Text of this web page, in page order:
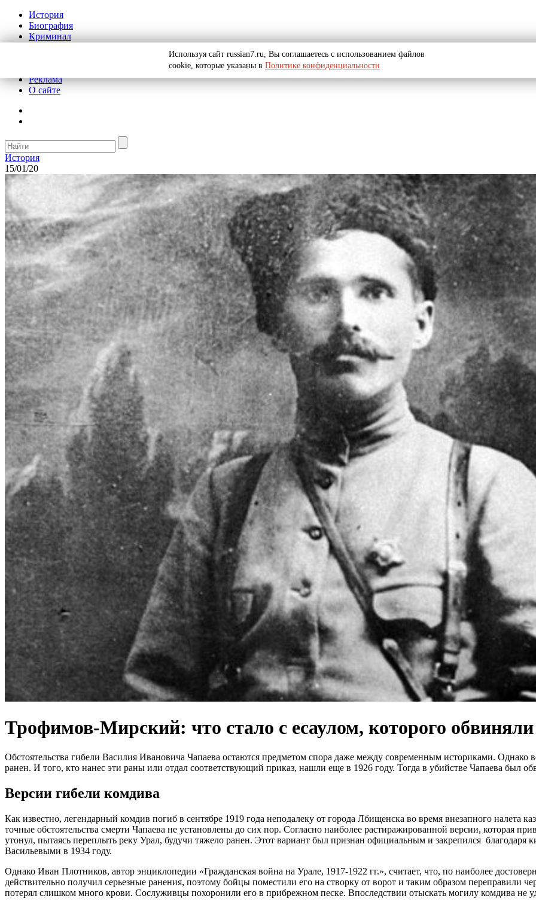
История
Биография
Криминал
Реклама
О сайте
История
15/01/20
Трофимов-Мирский: что стало с есаулом, которого
Обстоятельства гибели Василия Ивановича Чапаева остаются предметом спора даже между современным историками. Однако
ранен. И того, кто нанес эти раны или отдал соответствующий приказ, нашли еще в 1926 году. Тогда в убийстве Чапаева был
Версии гибели комдива
Как известно, легендарный комдив погиб в сентябре 1919 года неподалеку от города Лбищенска во время внезапного налета
точные обстоятельства смерти Чапаева не установлены до сих пор. Согласно наиболее растиражированной версии, которая
утонул, пытаясь переплыть реку Урал, будучи тяжело ранен. Этот вариант был признан официальным и закрепился
Васильевыми в 1934 году.
Однако Иван Плотников, автор энциклопедии «Гражданская война на Урале, 1917-1922 гг.», считает, что, по наиболее
действительно получил серьезные ранения, поэтому бойцы поместили его на створку от ворот и таким образом переправили
потерял слишком много крови. Сослуживцы похоронили его в прибрежном песке. Впоследствии отыскать могилу комдива не
Используя сайт russian7.ru, Вы соглашаетесь с использованием файлов
cookie, которые указаны в Политике конфиденциальности